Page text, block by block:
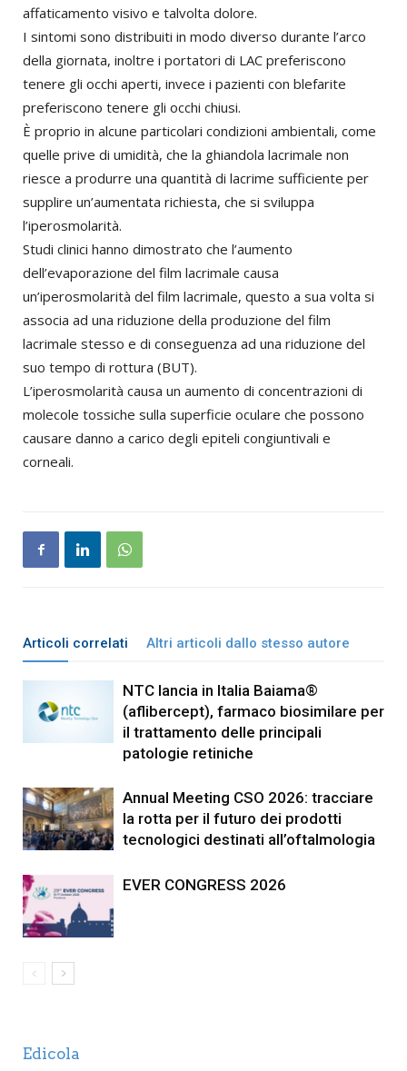
affaticamento visivo e talvolta dolore.
I sintomi sono distribuiti in modo diverso durante l’arco
della giornata, inoltre i portatori di LAC preferiscono
tenere gli occhi aperti, invece i pazienti con blefarite
preferiscono tenere gli occhi chiusi.
È proprio in alcune particolari condizioni ambientali, come
quelle prive di umidità, che la ghiandola lacrimale non
riesce a produrre una quantità di lacrime sufficiente per
supplire un’aumentata richiesta, che si sviluppa
l’iperosmolarità.
Studi clinici hanno dimostrato che l’aumento
dell’evaporazione del film lacrimale causa
un’iperosmolarità del film lacrimale, questo a sua volta si
associa ad una riduzione della produzione del film
lacrimale stesso e di conseguenza ad una riduzione del
suo tempo di rottura (BUT).
L’iperosmolarità causa un aumento di concentrazioni di
molecole tossiche sulla superficie oculare che possono
causare danno a carico degli epiteli congiuntivali e
corneali.
Articoli correlati Altri articoli dallo stesso autore
NTC lancia in Italia Baiama®
(aflibercept), farmaco biosimilare per
il trattamento delle principali
patologie retiniche
Annual Meeting CSO 2026: tracciare
la rotta per il futuro dei prodotti
tecnologici destinati all’oftalmologia
EVER CONGRESS 2026
Edicola